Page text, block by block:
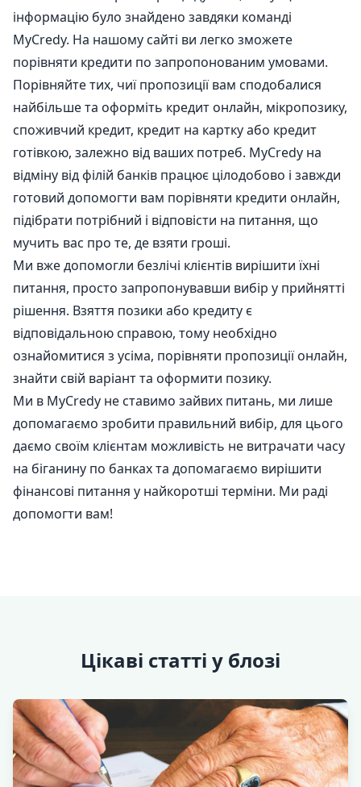
інформацію було знайдено завдяки команді
MyCredy. На нашому сайті ви легко зможете
порівняти кредити по запропонованим умовами.
Порівняйте тих, чиї пропозиції вам сподобалися
найбільше та оформіть кредит онлайн, мікропозику,
споживчий кредит, кредит на картку або кредит
готівкою, залежно від ваших потреб. MyCredy на
відміну від філій банків працює цілодобово і завжди
готовий допомогти вам порівняти кредити онлайн,
підібрати потрібний і відповісти на питання, що
мучить вас про те, де взяти гроші.
Ми вже допомогли безлічі клієнтів вирішити їхні
питання, просто запропонувавши вибір у прийнятті
рішення. Взяття позики або кредиту є
відповідальною справою, тому необхідно
ознайомитися з усіма, порівняти пропозиції онлайн,
знайти свій варіант та оформити позику.
Ми в MyCredy не ставимо зайвих питань, ми лише
допомагаємо зробити правильний вибір, для цього
даємо своїм клієнтам можливість не витрачати часу
на біганину по банках та допомагаємо вирішити
фінансові питання у найкоротші терміни. Ми раді
допомогти вам!
Цікаві статті у блозі